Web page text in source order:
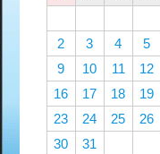
2
3 4 5
9
10 11 12
16
17 18 19
23
24 25 26
30
31